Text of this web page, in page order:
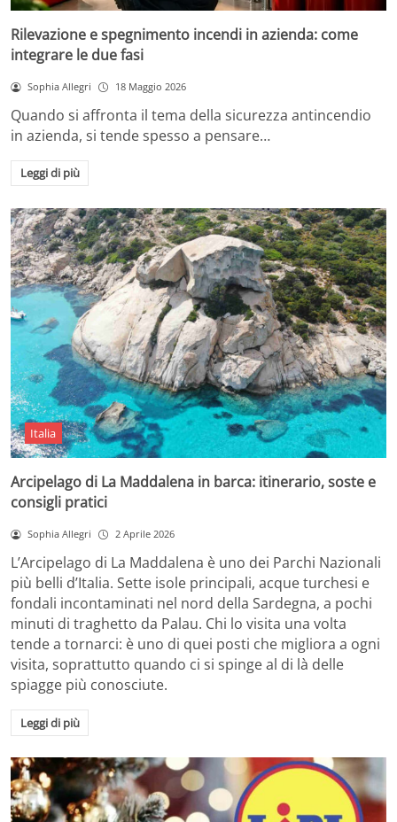
Rilevazione e spegnimento incendi in azienda: come
integrare le due fasi
Sophia Allegri 18 Maggio 2026
Quando si affronta il tema della sicurezza antincendio
in azienda, si tende spesso a pensare…
Leggi di più
Italia
Arcipelago di La Maddalena in barca: itinerario, soste e
consigli pratici
Sophia Allegri 2 Aprile 2026
L’Arcipelago di La Maddalena è uno dei Parchi Nazionali
più belli d’Italia. Sette isole principali, acque turchesi e
fondali incontaminati nel nord della Sardegna, a pochi
minuti di traghetto da Palau. Chi lo visita una volta
tende a tornarci: è uno di quei posti che migliora a ogni
visita, soprattutto quando ci si spinge al di là delle
spiagge più conosciute.
Leggi di più